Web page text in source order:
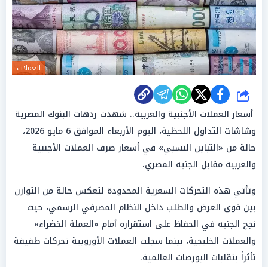
العملات
شارك
أسعار العملات الأجنبية والعربية.. شهدت ردهات البنوك المصرية
وشاشات التداول اللحظية، اليوم الأربعاء الموافق 6 مايو 2026،
حالة من «التباين النسبي» في أسعار صرف العملات الأجنبية
والعربية مقابل الجنيه المصري.
وتأتي هذه التحركات السعرية المحدودة لتعكس حالة من التوازن
بين قوى العرض والطلب داخل النظام المصرفي الرسمي، حيث
نجح الجنيه في الحفاظ على استقراره أمام «العملة الخضراء»
والعملات الخليجية، بينما سجلت العملات الأوروبية تحركات طفيفة
تأثراً بتقلبات البورصات العالمية.